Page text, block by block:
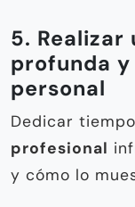
5. Realizar
profunda
personal
Dedicar
profesional
y cómo lo